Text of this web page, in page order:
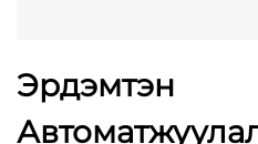
Эрдэмтэн